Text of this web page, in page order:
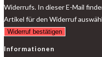
Widerrufs. In dieser E-Mail
Artikel für den Widerruf
Widerruf bestätigen
Informationen